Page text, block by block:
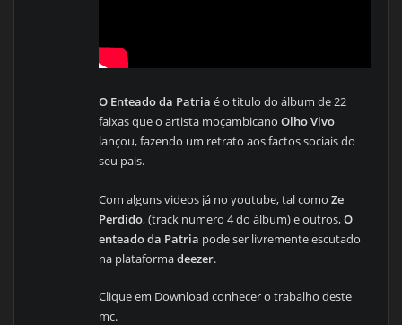
O Enteado da Patria é o titulo do álbum de 22
faixas que o artista moçambicanoOlho Vivo
lançou, fazendo um retrato aos factos sociais do
seu pais.
Com alguns videos já no youtube, tal comoZe
Perdido, (track numero 4 do álbum) e outros,O
enteado da Patria pode ser livremente escutado
na plataformadeezer.
Clique em Download conhecer o trabalho deste
mc.